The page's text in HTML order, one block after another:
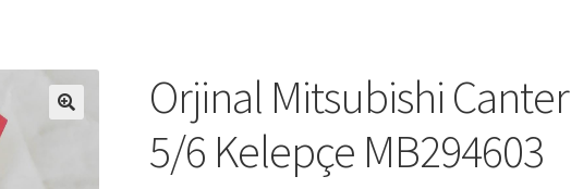
Orjinal Mitsubishi Canter
5/6 Kelepçe MB294603